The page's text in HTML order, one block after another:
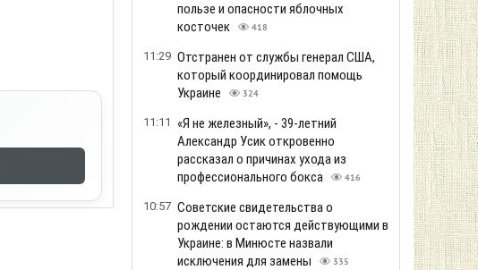
пользе и опасности яблочных
косточек
418
11:29 Отстранен от службы генерал США,
который координировал помощь
Украине
324
11:11
«Я не железный», - 39-летний
Александр Усик откровенно
рассказал о причинах ухода из
профессионального бокса
416
10:57 Советские свидетельства о
рождении остаются действующими в
Украине: в Минюсте назвали
исключения для замены
335